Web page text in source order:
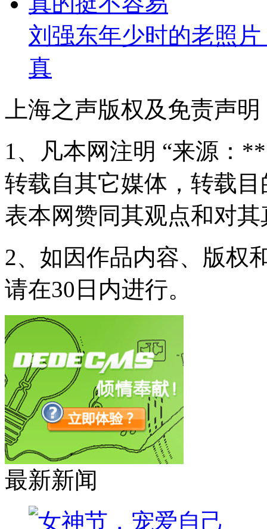
刘强东年少时的老照
真
上海之声版权及免责声明
1、凡本网注明 “来源：
转载自其它媒体，转载
表本网赞同其观点和对
2、如因作品内容、版权
请在30日内进行。
最新新闻